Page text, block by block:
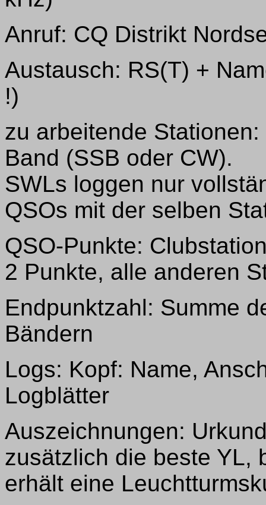
Anruf: CQ Distrikt
Austausch: RS(T) +
!)
zu arbeitende
Band (SSB oder CW).
SWLs loggen nur
QSOs mit der selben
QSO-Punkte:
2 Punkte, alle anderen
Endpunktzahl: Summe
Bändern
Logs: Kopf: Name,
Logblätter
Auszeichnungen:
zusätzlich die beste YL,
erhält eine